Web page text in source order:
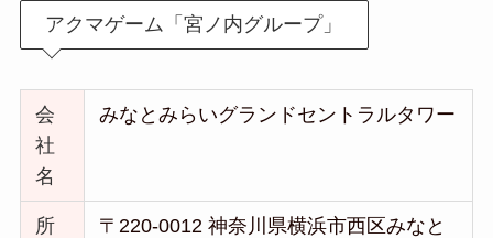
アクマゲーム「宮ノ内グループ」
会
社
名
みなとみらいグランドセントラルタワー
所
〒220-0012 神奈川県横浜市西区みなと